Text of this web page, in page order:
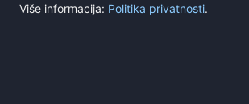
Сертификати
Više informacija: Politika privatnosti.